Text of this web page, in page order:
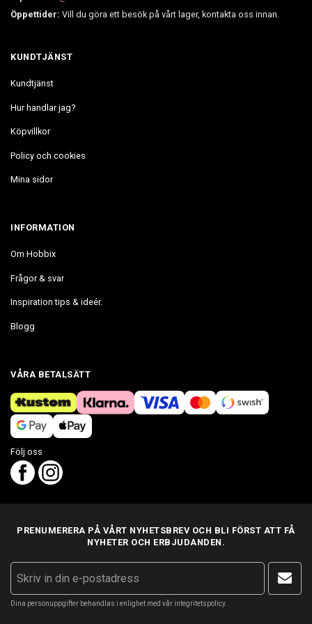
Öppettider: Vill du göra ett besök på vårt lager, kontakta oss innan.
KUNDTJÄNST
Kundtjänst
Hur handlar jag?
Köpvillkor
Policy och cookies
Mina sidor
INFORMATION
Om Hobbix
Frågor & svar
Inspiration tips & ideér.
Blogg
VÅRA BETALSÄTT
Följ oss
PRENUMERERA PÅ VÅRT NYHETSBREV OCH BLI FÖRST ATT FÅ
NYHETER OCH ERBJUDANDEN.
Dina personuppgifter behandlas i enlighet med vår integritetspolicy.